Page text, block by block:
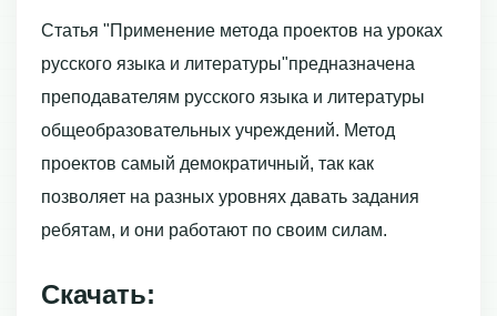
Статья "Применение метода проектов на уроках
русского языка и литературы"предназначена
преподавателям русского языка и литературы
общеобразовательных учреждений. Метод
проектов самый демократичный, так как
позволяет на разных уровнях давать задания
ребятам, и они работают по своим силам.
Скачать: